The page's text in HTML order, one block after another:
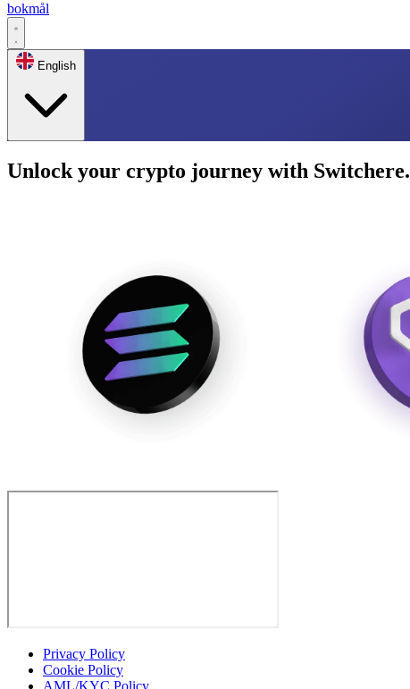
bokmål
English
Unlock your crypto journey with Switchere.
Privacy Policy
Cookie Policy
AML/KYC Policy